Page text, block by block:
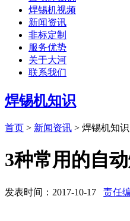
焊锡机视频
新闻资讯
非标定制
服务优势
关于大河
联系我们
焊锡机知识
首页 > 新闻资讯 > 焊锡机知识
3种常用的自
发表时间：2017-10-17 责任